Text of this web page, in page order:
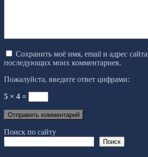
Сохранить моё имя, email и адрес
последующих моих комментариев.
Пожалуйста, введите ответ цифрами:
5 × 4 =
Поиск по сайту
Поиск